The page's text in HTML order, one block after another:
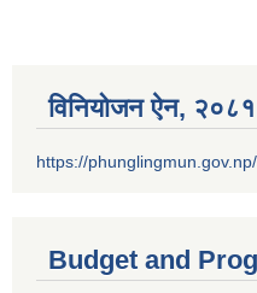
विनियोजन ऐन‚ २०८१
https://
Budget and